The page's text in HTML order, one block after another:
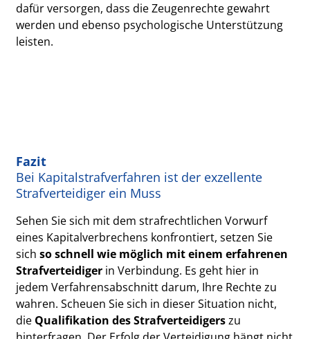
dafür versorgen, dass die Zeugenrechte gewahrt
werden und ebenso psychologische Unterstützung
leisten.
Fazit
Bei Kapitalstrafverfahren ist der exzellente
Strafverteidiger ein Muss
Sehen Sie sich mit dem strafrechtlichen Vorwurf
eines Kapitalverbrechens konfrontiert, setzen Sie
sich so schnell wie möglich mit einem erfahrenen
Strafverteidiger in Verbindung. Es geht hier in
jedem Verfahrensabschnitt darum, Ihre Rechte zu
wahren. Scheuen Sie sich in dieser Situation nicht,
die Qualifikation des Strafverteidigerszu